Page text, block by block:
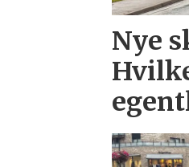
Nye